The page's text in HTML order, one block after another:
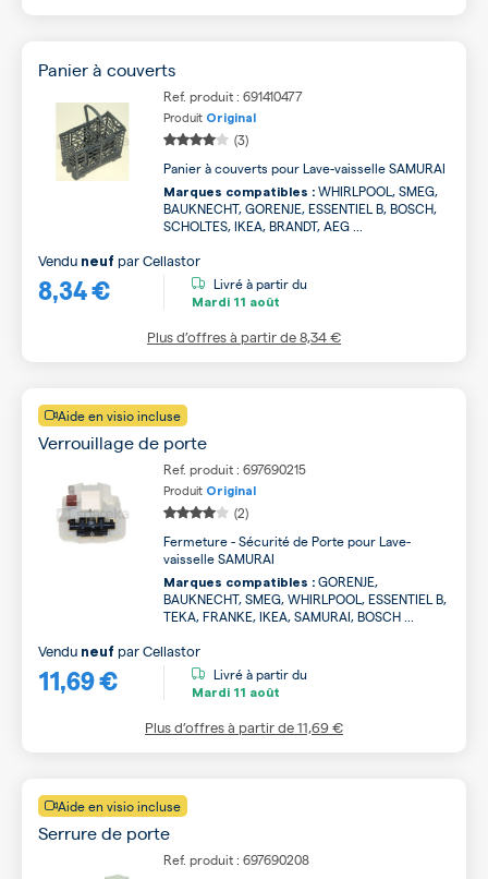
Panier à couverts
Ref. produit : 691410477
Produit Original
(3)
Panier à couverts pour Lave-vaisselle SAMURAI
Marques compatibles : WHIRLPOOL, SMEG,
BAUKNECHT, GORENJE, ESSENTIEL B, BOSCH,
SCHOLTES, IKEA, BRANDT, AEG ...
8,34 €
Vendu neuf parCellastor
Livré à partir du
Mardi 11 août
Plus d’offres à partir de8,34 €
Aide en visio incluse
Verrouillage de porte
Ref. produit : 697690215
Produit Original
(2)
Fermeture - Sécurité de Porte pour Lave-
vaisselle SAMURAI
Marques compatibles : GORENJE,
BAUKNECHT, SMEG, WHIRLPOOL, ESSENTIEL B,
TEKA, FRANKE, IKEA, SAMURAI, BOSCH ...
11,69 €
Vendu neuf parCellastor
Livré à partir du
Mardi 11 août
Plus d’offres à partir de11,69 €
Aide en visio incluse
Serrure de porte
Ref. produit : 697690208